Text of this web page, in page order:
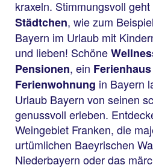
kraxeln. Stimmungsvoll geht
Städtchen, wie zum
Bayern im Urlaub mit
und lieben! Schöne
Pensionen, ein Ferienhaus
Ferienwohnung in Bayern
Urlaub Bayern von seinen
genussvoll erleben.
Weingebiet Franken, die
urtümlichen Baeyrischen
Niederbayern oder das